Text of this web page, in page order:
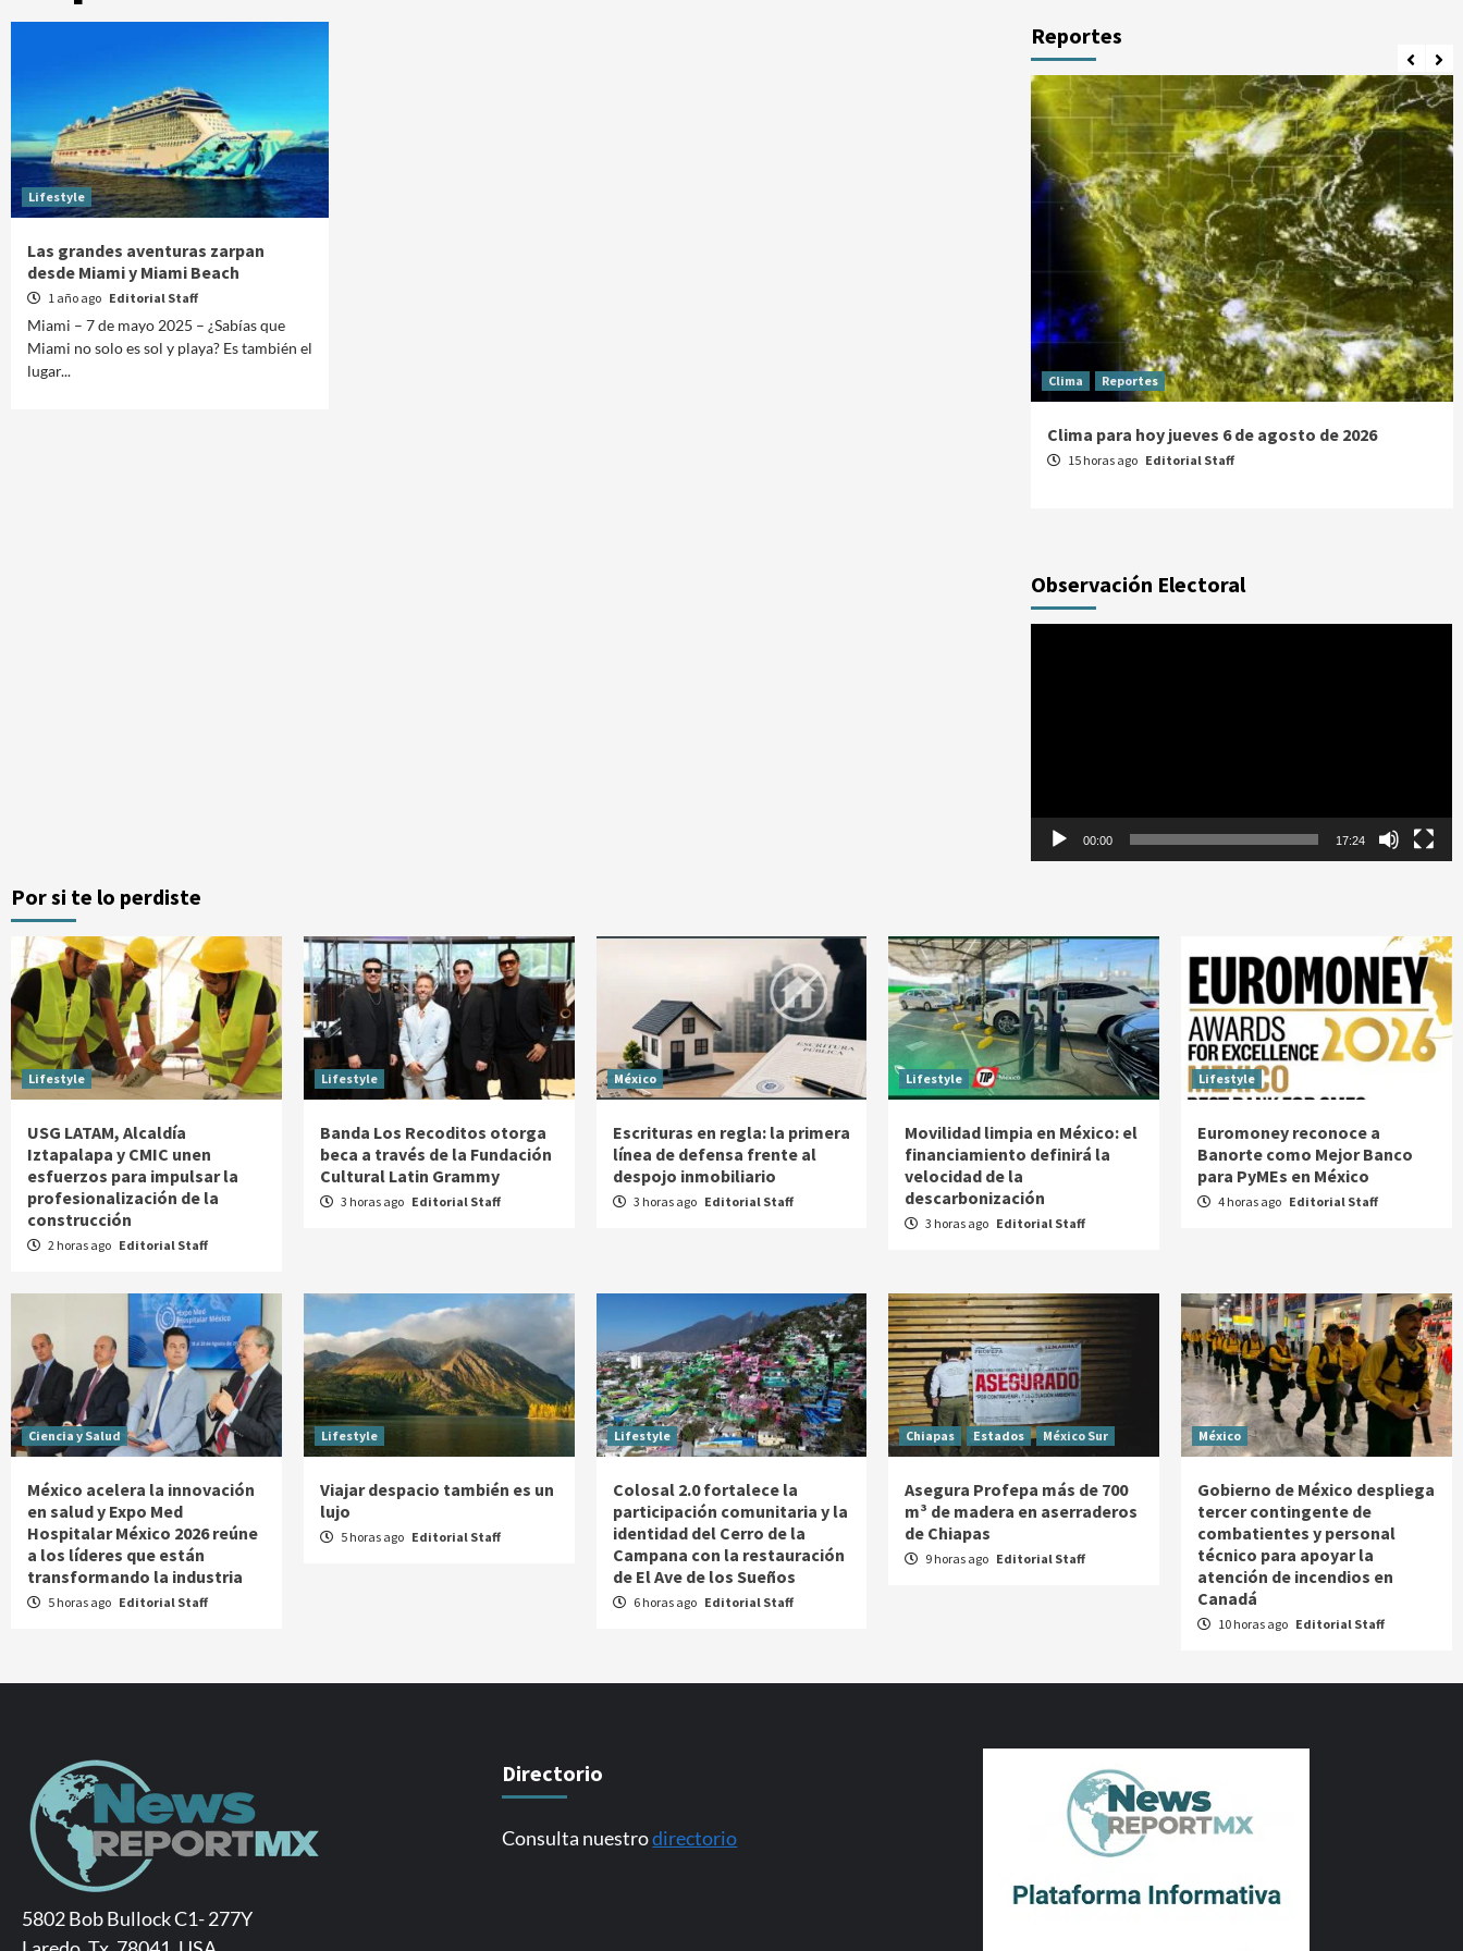
Lifestyle
Las grandes aventuras zarpan
desde Miami y Miami Beach
1 año ago Editorial Staff
Miami – 7 de mayo 2025 – ¿Sabías que
Miami no solo es sol y playa? Es también el
lugar...
Reportes
Clima Reportes
Clima para hoy jueves 6 de agosto de 2026
15 horas ago Editorial Staff
Observación Electoral
00:00 17:24
Por si te lo perdiste
Lifestyle
USG LATAM, Alcaldía
Iztapalapa y CMIC unen
esfuerzos para impulsar la
profesionalización de la
construcción
2 horas ago Editorial Staff
Lifestyle
Banda Los Recoditos otorga
beca a través de la Fundación
Cultural Latin Grammy
3 horas ago Editorial Staff
México
Escrituras en regla: la primera
línea de defensa frente al
despojo inmobiliario
3 horas ago Editorial Staff
Lifestyle
Movilidad limpia en México: el
financiamiento definirá la
velocidad de la
descarbonización
3 horas ago Editorial Staff
Lifestyle
Euromoney reconoce a
Banorte como Mejor Banco
para PyMEs en México
4 horas ago Editorial Staff
Ciencia y Salud
México acelera la innovación
en salud y Expo Med
Hospitalar México 2026 reúne
a los líderes que están
transformando la industria
5 horas ago Editorial Staff
Lifestyle
Viajar despacio también es un
lujo
5 horas ago Editorial Staff
Lifestyle
Colosal 2.0 fortalece la
participación comunitaria y la
identidad del Cerro de la
Campana con la restauración
de El Ave de los Sueños
6 horas ago Editorial Staff
Chiapas Estados México Sur
Asegura Profepa más de 700
m³ de madera en aserraderos
de Chiapas
9 horas ago Editorial Staff
México
Gobierno de México despliega
tercer contingente de
combatientes y personal
técnico para apoyar la
atención de incendios en
Canadá
10 horas ago Editorial Staff
5802 Bob Bullock C1- 277Y
Directorio
Consulta nuestrodirectorio